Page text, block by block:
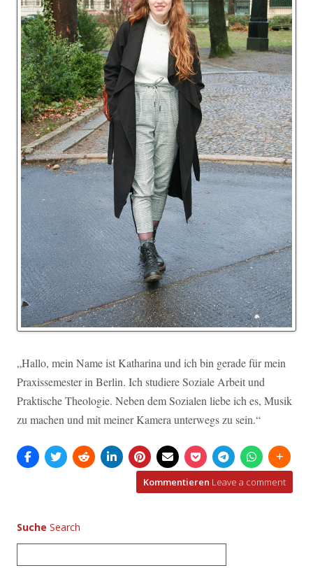
„Hallo, mein Name ist Katharina und ich bin gerade für mein
Praxissemester in Berlin. Ich studiere Soziale Arbeit und
Praktische Theologie. Neben dem Sozialen liebe ich es, Musik
zu machen und mit meiner Kamera unterwegs zu sein.“
Kommentieren Leave a comment
Suche